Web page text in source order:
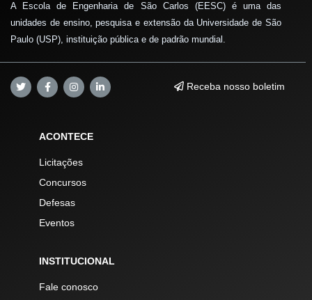
A Escola de Engenharia de São Carlos (EESC) é uma das
unidades de ensino, pesquisa e extensão da Universidade de São
Paulo (USP), instituição pública e de padrão mundial.
Receba nosso boletim
ACONTECE
Licitações
Concursos
Defesas
Eventos
INSTITUCIONAL
Fale conosco